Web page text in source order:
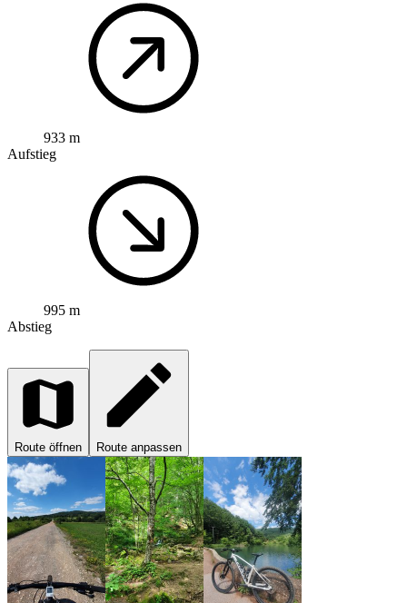
933 m
Aufstieg
995 m
Abstieg
Route öffnen Route anpassen